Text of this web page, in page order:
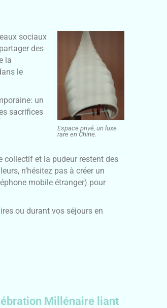
sociaux
des
la
le
un
sacrifices
Espace privé, un luxe
rare en Chine.
collectif et la pudeur restent des
n’hésitez pas à créer un
mobile étranger) pour
ou durant vos séjours en
Millénaire liant